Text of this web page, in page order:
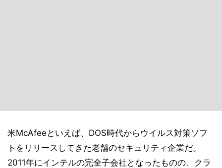
米McAfeeといえば、DOS時代からウイルス対策ソフ
トをリリースしてきた老舗のセキュリティ企業だ。
2011年にインテルの完全子会社となったものの、クラ